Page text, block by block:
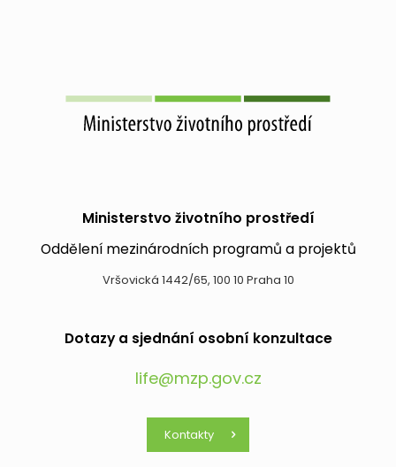
Ministerstvo životního prostředí
Oddělení mezinárodních programů a projektů
Vršovická 1442/65, 100 10 Praha 10
Dotazy a sjednání osobní konzultace
life@mzp.gov.cz
Kontakty